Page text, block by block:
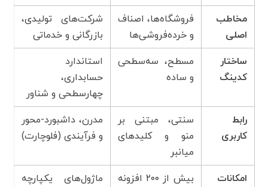
مخاطب
اصلی
فروشگاه‌ها، اصناف
و خرده‌فروشی‌ها
شرکت‌های تولیدی،
بازرگانی و خدماتی
ساختار
کدینگ
مسطح، سه‌سطحی
و ساده
استاندارد
حسابداری،
چهارسطحی و شناور
رابط
کاربری
سنتی، مبتنی بر
منو و کلیدهای
میانبر
مدرن، داشبورد-محور
و فرآیندی (فلوچارت)
امکانات
بیش از ۲۰۰ افزونه
ماژول‌های یکپارچه